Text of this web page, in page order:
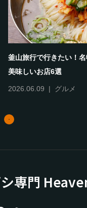
釜山旅行で行きたい！
美味しいお店6選
2026.06.09 グルメ
専門